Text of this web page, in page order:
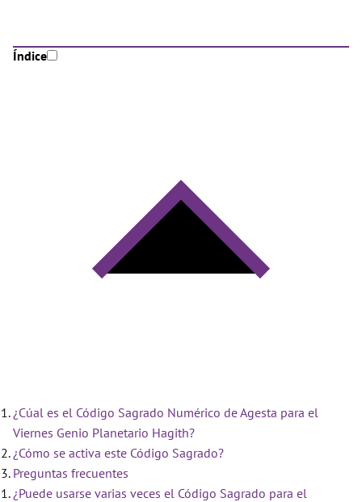
Índice
¿Cúal es el Código Sagrado Numérico de Agesta para el
Viernes Genio Planetario Hagith?
¿Cómo se activa este Código Sagrado?
Preguntas frecuentes
¿Puede usarse varias veces el Código Sagrado para el